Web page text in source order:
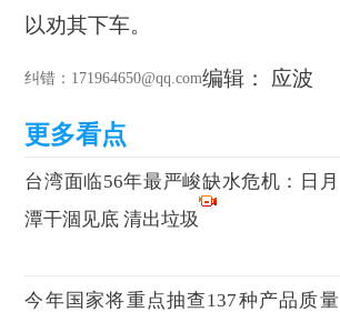
以劝其下车。
纠错 ：171964650@qq.com编辑： 应波
台湾面临56年最严峻缺水危机：日月
潭干涸见底 清出垃圾
今年国家将重点抽查137种产品质量